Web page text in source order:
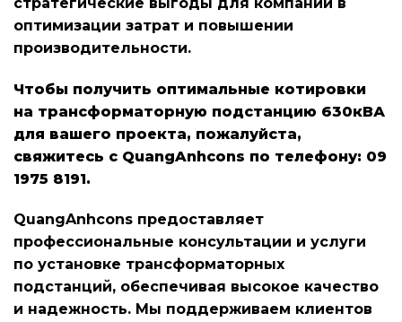
оптимизации затрат и повышении
производительности.
Чтобы получить оптимальные котировки
на трансформаторную подстанцию 630кВА
для вашего проекта, пожалуйста,
свяжитесь с QuangAnhcons по телефону: 09
1975 8191.
QuangAnhcons предоставляет
профессиональные консультации и услуги
по установке трансформаторных
подстанций, обеспечивая высокое качество
и надежность. Мы поддерживаем клиентов